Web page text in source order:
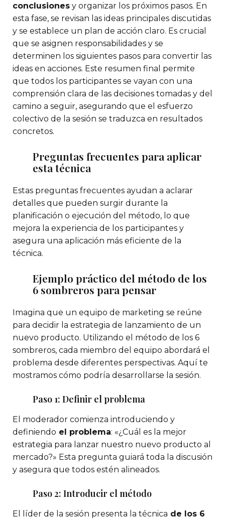
conclusiones y organizar los próximos pasos. En
esta fase, se revisan las ideas principales discutidas
y se establece un plan de acción claro. Es crucial
que se asignen responsabilidades y se
determinen los siguientes pasos para convertir las
ideas en acciones. Este resumen final permite
que todos los participantes se vayan con una
comprensión clara de las decisiones tomadas y del
camino a seguir, asegurando que el esfuerzo
colectivo de la sesión se traduzca en resultados
concretos.
Preguntas frecuentes para aplicar
esta técnica
Estas preguntas frecuentes ayudan a aclarar
detalles que pueden surgir durante la
planificación o ejecución del método, lo que
mejora la experiencia de los participantes y
asegura una aplicación más eficiente de la
técnica.
Ejemplo práctico del método de los
6 sombreros para pensar
Imagina que un equipo de marketing se reúne
para decidir la estrategia de lanzamiento de un
nuevo producto. Utilizando el método de los 6
sombreros, cada miembro del equipo abordará el
problema desde diferentes perspectivas. Aquí te
mostramos cómo podría desarrollarse la sesión.
Paso 1: Definir el problema
El moderador comienza introduciendo y
definiendo el problema: «¿Cuál es la mejor
estrategia para lanzar nuestro nuevo producto al
mercado?» Esta pregunta guiará toda la discusión
y asegura que todos estén alineados.
Paso 2: Introducir el método
El líder de la sesión presenta la técnica de los 6